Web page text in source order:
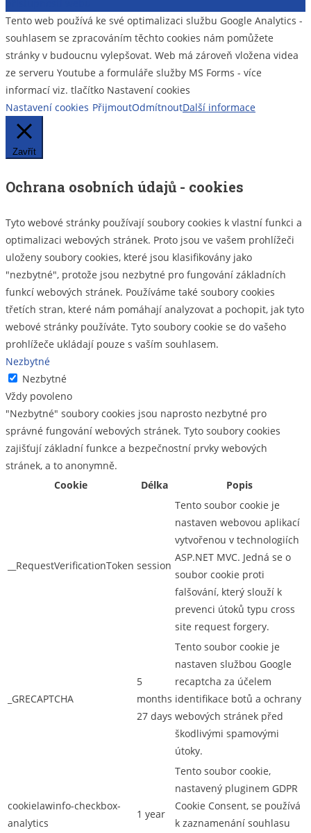
Tento web používá ke své optimalizaci službu Google Analytics -
souhlasem se zpracováním těchto cookies nám pomůžete
stránky v budoucnu vylepšovat. Web má zároveň vložena videa
ze serveru Youtube a formuláře služby MS Forms - více
informací viz. tlačítko Nastavení cookies
Nastavení cookies PřijmoutOdmítnoutDalší informace
Zavřít
Ochrana osobních údajů - cookies
Tyto webové stránky používají soubory cookies k vlastní funkci a
optimalizaci webových stránek. Proto jsou ve vašem prohlížeči
uloženy soubory cookies, které jsou klasifikovány jako
"nezbytné", protože jsou nezbytné pro fungování základních
funkcí webových stránek. Používáme také soubory cookies
třetích stran, které nám pomáhají analyzovat a pochopit, jak tyto
webové stránky používáte. Tyto soubory cookie se do vašeho
prohlížeče ukládají pouze s vaším souhlasem.
Nezbytné
Nezbytné
Vždy povoleno
"Nezbytné" soubory cookies jsou naprosto nezbytné pro
správné fungování webových stránek. Tyto soubory cookies
zajišťují základní funkce a bezpečnostní prvky webových
stránek, a to anonymně.
Cookie
Délka Popis
__RequestVerificationToken session
Tento soubor cookie je
nastaven webovou aplikací
vytvořenou v technologiích
ASP.NET MVC. Jedná se o
soubor cookie proti
falšování, který slouží k
prevenci útoků typu cross
site request forgery.
_GRECAPTCHA
5
months
27 days
Tento soubor cookie je
nastaven službou Google
recaptcha za účelem
identifikace botů a ochrany
webových stránek před
škodlivými spamovými
útoky.
cookielawinfo-checkbox-
analytics
1 year
Tento soubor cookie,
nastavený pluginem GDPR
Cookie Consent, se používá
k zaznamenání souhlasu